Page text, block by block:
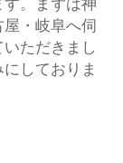
・岐阜へ伺
ただきまし
しておりま